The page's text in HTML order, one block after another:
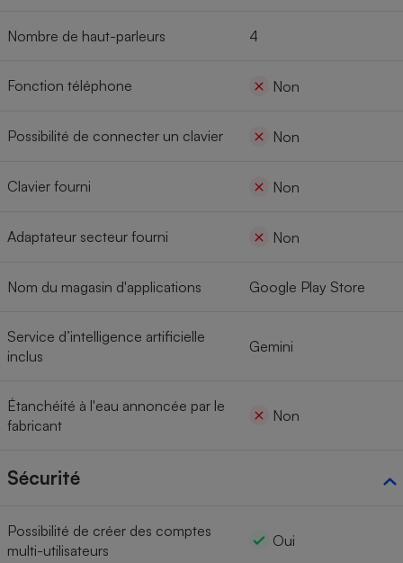
Nombre de haut-parleurs 4
Fonction téléphone Non
Possibilité de connecter un clavier Non
Clavier fourni Non
Adaptateur secteur fourni Non
Nom du magasin d'applications Google Play Store
Service d’intelligence artificielle
inclus
Gemini
Étanchéité à l'eau annoncée par le
fabricant
Non
Sécurité
Possibilité de créer des comptes
multi-utilisateurs
Oui